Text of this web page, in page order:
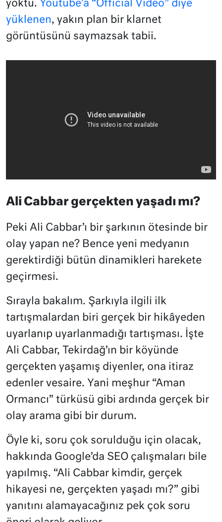
yoktu. Youtube’a “Official Video” diye
yüklenen, yakın plan bir klarnet
görüntüsünü saymazsak tabii.
Ali Cabbar gerçekten yaşadı mı?
Peki Ali Cabbar’ı bir şarkının ötesinde bir
olay yapan ne? Bence yeni medyanın
gerektirdiği bütün dinamikleri harekete
geçirmesi.
Sırayla bakalım. Şarkıyla ilgili ilk
tartışmalardan biri gerçek bir hikâyeden
uyarlanıp uyarlanmadığı tartışması. İşte
Ali Cabbar, Tekirdağ’ın bir köyünde
gerçekten yaşamış diyenler, ona itiraz
edenler vesaire. Yani meşhur “Aman
Ormancı” türküsü gibi ardında gerçek bir
olay arama gibi bir durum.
Öyle ki, soru çok sorulduğu için olacak,
hakkında Google’da SEO çalışmaları bile
yapılmış. “Ali Cabbar kimdir, gerçek
hikayesi ne, gerçekten yaşadı mı?” gibi
yanıtını alamayacağınız pek çok soru